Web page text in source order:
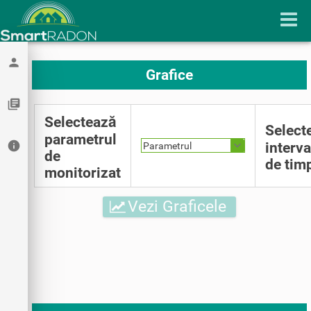
person
library_books
info
Grafice
Selectează
parametrul
de
monitorizat
Parametrul
de
Vezi Graficele